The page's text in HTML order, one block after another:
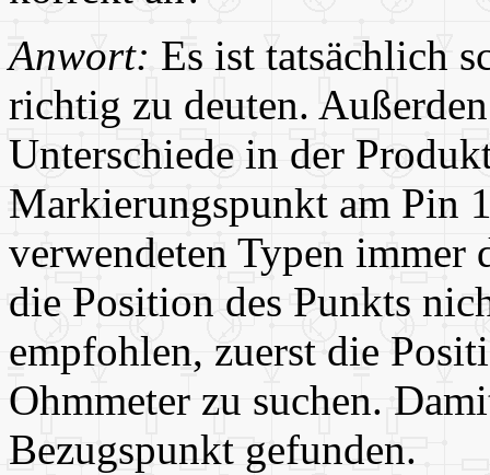
Anwort: Es ist tatsächlich
richtig zu deuten.
Unterschiede in der
Markierungspunkt am Pin
verwendeten Typen
die Position des Punkts
empfohlen, zuerst die
Ohmmeter zu suchen.
Bezugspunkt gefunden.